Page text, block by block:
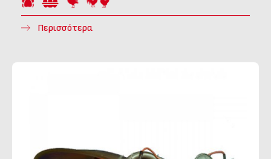
Περισσότερα